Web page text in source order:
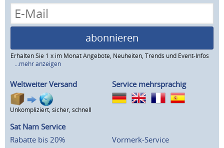
abonnieren
Erhalten Sie 1 x im Monat Angebote, Neuheiten, Trends und Event-Infos
...mehr anzeigen
Weltweiter Versand
Unkompliziert, sicher, schnell
Service mehrsprachig
Sat Nam Service
Rabatte bis 20%
Vormerk-Service